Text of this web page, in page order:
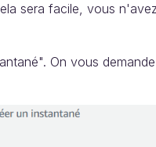
sera facile, vous
On vous